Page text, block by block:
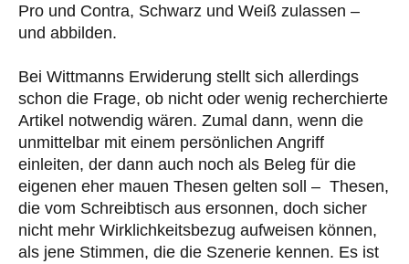
Pro und Contra, Schwarz und Weiß zulassen –
und abbilden.
Bei Wittmanns Erwiderung stellt sich allerdings
schon die Frage, ob nicht oder wenig recherchierte
Artikel notwendig wären. Zumal dann, wenn die
unmittelbar mit einem persönlichen Angriff
einleiten, der dann auch noch als Beleg für die
eigenen eher mauen Thesen gelten soll – Thesen,
die vom Schreibtisch aus ersonnen, doch sicher
nicht mehr Wirklichkeitsbezug aufweisen können,
als jene Stimmen, die die Szenerie kennen. Es ist